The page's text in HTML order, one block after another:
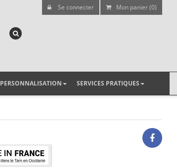
Se connecter Mon panier (0)
PERSONNALISATION SERVICES PRATIQUES